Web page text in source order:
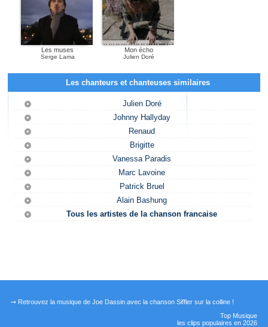
Les muses
Serge Lama
Mon écho
Julien Doré
Les chanteurs et chanteuses similaires
Julien Doré
Johnny Hallyday
Renaud
Brigitte
Vanessa Paradis
Marc Lavoine
Patrick Bruel
Alain Bashung
Tous les artistes de la chanson francaise
➙ Retrouvez la musique de Joe Dassin avec la chanson Siffler sur la colline !
Top Musique
les clips populaires en 2026